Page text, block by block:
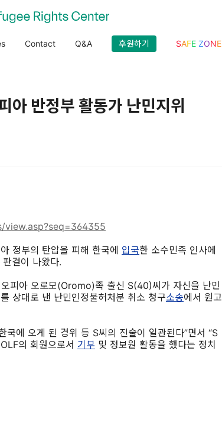
Contact Q&A 후원하기 SAFE ZONE
아 반정부 활동가 난민지위
정부의 탄압을 피해 한국에 입국한 소수민족 인사에
결이 나왔다.
피아 오로모(Oromo)족 출신 S(40)씨가 자신을 난민
상대로 낸 난민인정불허처분 취소 청구소송에서 원고
국에 오게 된 경위 등 S씨의 진술이 일관된다”면서 “S
의 회원으로서 기부 및 정보원 활동을 했다는 정치